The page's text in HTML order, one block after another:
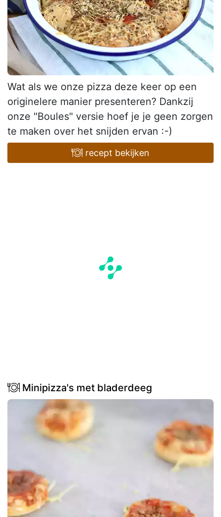
Wat als we onze pizza deze keer op een
originelere manier presenteren? Dankzij
onze "Boules" versie hoef je je geen zorgen
te maken over het snijden ervan :-)
recept bekijken
Minipizza's met bladerdeeg